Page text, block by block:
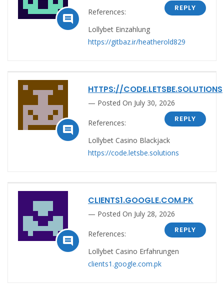

REPLY
References:
Lollybet Einzahlung
https://gitbaz.ir/heatherold829

HTTPS://CODE.LETSBE.SOLUTIONS
Posted On July 30, 2026
REPLY
References:
Lollybet Casino Blackjack
https://code.letsbe.solutions

CLIENTS1.GOOGLE.COM.PK
Posted On July 28, 2026
REPLY
References:
Lollybet Casino Erfahrungen
clients1.google.com.pk